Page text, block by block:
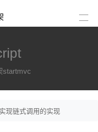
startmvc
现链式调用的实现